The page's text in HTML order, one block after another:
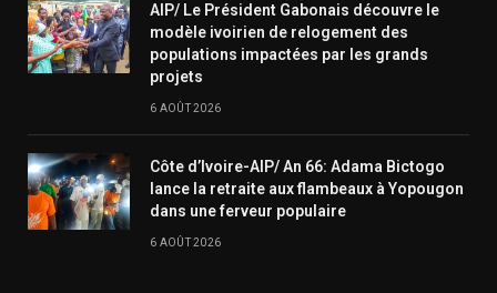
AIP/ Le Président Gabonais découvre le
modèle ivoirien de relogement des
populations impactées par les grands
projets
6 AOÛT 2026
Côte d’Ivoire-AIP/ An 66: Adama Bictogo
lance la retraite aux flambeaux à Yopougon
dans une ferveur populaire
6 AOÛT 2026